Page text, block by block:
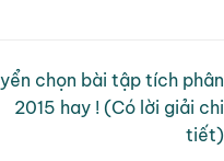
chọn bài tập tích phân
2015 hay ! (Có lời giải chi
tiết)